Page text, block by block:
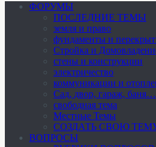
ФОРУМЫ
ПОСЛЕДНИЕ ТЕМЫ
земля и право
фундаменты и
Стройка и
стены и конструкции
электричество
коммуникации и
Cад, двор, гараж, баня…
свободная тема
Местные Темы
СОЗДАТЬ СВОЮ
ВОПРОСЫ